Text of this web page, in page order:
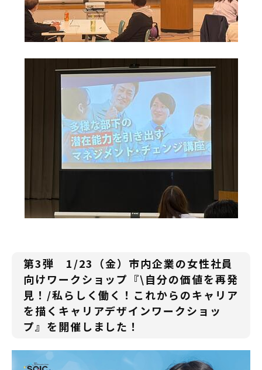
第3弾 1/23（金）市内企業の女性社員
向けワークショップ『\自分の価値を再発
見！/私らしく働く！これからのキャリア
を描くキャリアデザインワークショッ
プ』を開催しました！